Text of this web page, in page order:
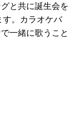
と共に誕生会を
す。カラオケバ
一緒に歌うこと